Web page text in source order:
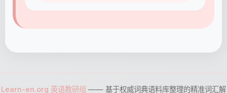
Learn-en.org 英语教研组 —— 基于权威词典语料库整理的精准词汇解